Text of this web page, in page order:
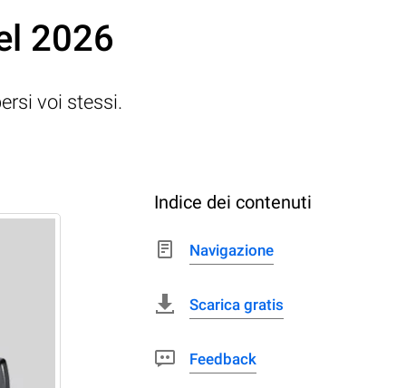
2026
voi stessi.
Indice dei contenuti
Navigazione
Scarica gratis
Feedback